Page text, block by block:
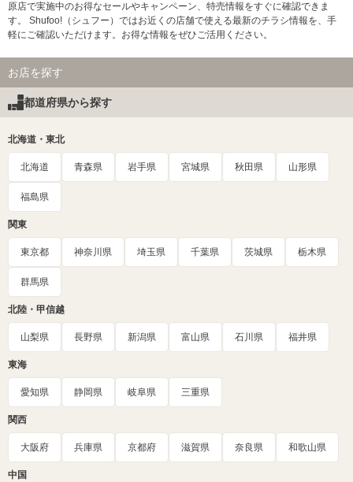
原店で実施中のお得なセールやキャンペーン、特売情報をすぐに確認できま
す。 Shufoo!（シュフー）ではお近くの店舗で使える最新のチラシ情報を、手
軽にご確認いただけます。お得な情報をぜひご活用ください。
お店を探す
都道府県から探す
北海道・東北
北海道 青森県 岩手県 宮城県 秋田県 山形県
福島県
関東
東京都 神奈川県 埼玉県 千葉県 茨城県 栃木県
群馬県
北陸・甲信越
山梨県 長野県 新潟県 富山県 石川県 福井県
東海
愛知県 静岡県 岐阜県 三重県
関西
大阪府 兵庫県 京都府 滋賀県 奈良県 和歌山県
中国